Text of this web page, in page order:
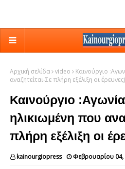
Αρχική σελίδα video
Καινούργιο
αναζητείται-Σε πλήρη εξέλιξη οι
Καινούργιο
ηλικιωμένη που
πλήρη εξέλιξη οι
kainourgiopress Φεβρουαρίου 04,